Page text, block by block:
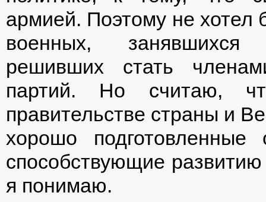
армией. Поэтому не хотел
военных, занявшихся
решивших стать
партий. Но считаю,
правительстве страны и
хорошо
способствующие
я понимаю.